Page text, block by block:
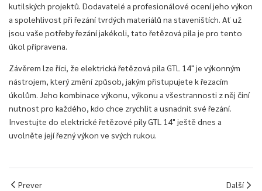
kutilských projektů. Dodavatelé a profesionálové ocení jeho výkon
a spolehlivost při řezání tvrdých materiálů na staveništích. Ať už
jsou vaše potřeby řezání jakékoli, tato řetězová pila je pro tento
úkol připravena.
Závěrem lze říci, že elektrická řetězová pila GTL 14" je výkonným
nástrojem, který změní způsob, jakým přistupujete k řezacím
úkolům. Jeho kombinace výkonu, výkonu a všestrannosti z něj činí
nutnost pro každého, kdo chce zrychlit a usnadnit své řezání.
Investujte do elektrické řetězové pily GTL 14" ještě dnes a
uvolněte její řezný výkon ve svých rukou.
Prever Další